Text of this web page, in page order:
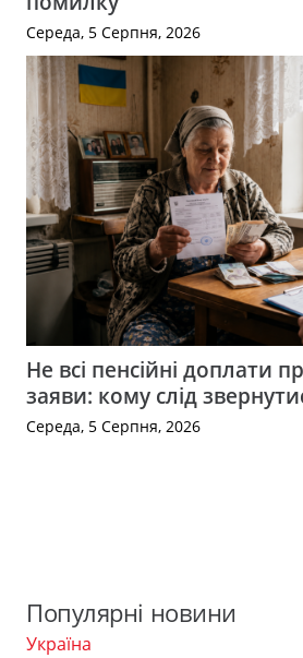
Середа, 5 Серпня, 2026
Не всі пенсійні доплати
заяви: кому слід
Середа, 5 Серпня, 2026
Популярні новини
Україна